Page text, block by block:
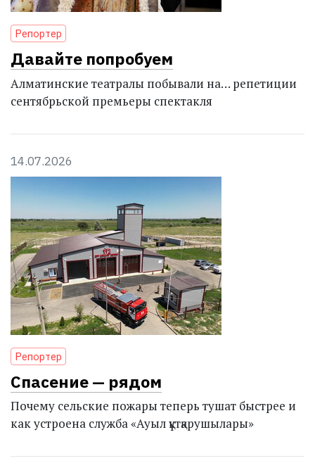
Репортер
Давайте попробуем
Алматинские театралы побывали на… репетиции
сентябрьской премьеры спектакля
14.07.2026
Репортер
Спасение — рядом
Почему сельские пожары теперь тушат быстрее и
как устроена служба «Ауыл құтқарушылары»